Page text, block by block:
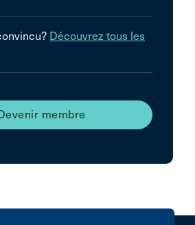
Découvrez tous les
membre